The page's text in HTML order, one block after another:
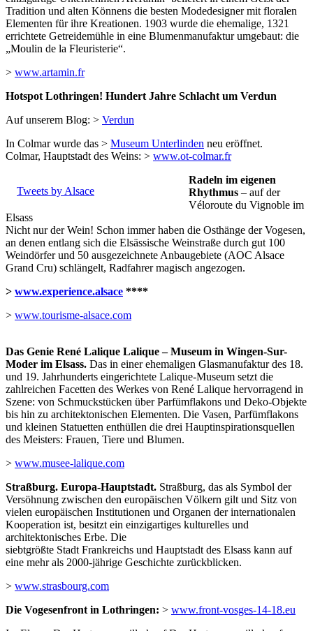
Tradition und alten Könnens die besten Modedesigner mit floralen
Elementen für ihre Kreationen. 1903 wurde die ehemalige, 1321
errichtete Getreidemühle in eine Blumenmanufaktur umgebaut: die
„Moulin de la Fleuristerie“.
> www.artamin.fr
Hotspot Lothringen! Hundert Jahre Schlacht um Verdun
Auf unserem Blog: > Verdun
In Colmar wurde das > Museum Unterlinden neu eröffnet.
Colmar, Hauptstadt des Weins: > www.ot-colmar.fr
Tweets by Alsace
Radeln im eigenen
Rhythmus – auf der
Véloroute du Vignoble im
Elsass
Nicht nur der Wein! Schon immer haben die Osthänge der Vogesen,
an denen entlang sich die Elsässische Weinstraße durch gut 100
Weindörfer und 50 ausgezeichnete Anbaugebiete (AOC Alsace
Grand Cru) schlängelt, Radfahrer magisch angezogen.
> www.experience.alsace ****
> www.tourisme-alsace.com
Das Genie René Lalique Lalique – Museum in Wingen-Sur-
Moder im Elsass. Das in einer ehemaligen Glasmanufaktur des 18.
und 19. Jahrhunderts eingerichtete Lalique-Museum setzt die
zahlreichen Facetten des Werkes von René Lalique hervorragend in
Szene: von Schmuckstücken über Parfümflakons und Deko-Objekte
bis hin zu architektonischen Elementen. Die Vasen, Parfümflakons
und kleinen Statuetten enthüllen die drei Hauptinspirationsquellen
des Meisters: Frauen, Tiere und Blumen.
> www.musee-lalique.com
Straßburg. Europa-Hauptstadt. Straßburg, das als Symbol der
Versöhnung zwischen den europäischen Völkern gilt und Sitz von
vielen europäischen Institutionen und Organen der internationalen
Kooperation ist, besitzt ein einzigartiges kulturelles und
architektonisches Erbe. Die
siebtgrößte Stadt Frankreichs und Hauptstadt des Elsass kann auf
eine mehr als 2000-jährige Geschichte zurückblicken.
> www.strasbourg.com
Die Vogesenfront in Lothringen: > www.front-vosges-14-18.eu